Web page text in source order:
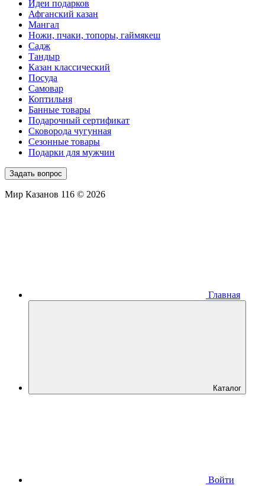
Идеи подарков
Афганский казан
Мангал
Ножи, пчаки, топоры, гаймякеш
Садж
Тандыр
Казан классический
Посуда
Самовар
Коптильня
Банные товары
Подарочный сертификат
Сковорода чугунная
Сезонные товары
Подарки для мужчин
Задать вопрос
Мир Казанов 116 © 2026
Главная
Каталог
Войти